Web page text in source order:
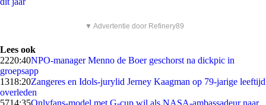
▼ Advertentie door Refinery89
Lees ook
2220:40NPO-manager Menno de Boer geschorst na dickpic in
groepsapp
1318:20Zangeres en Idols-jurylid Jerney Kaagman op 79-jarige leeftijd
overleden
5714:35Onlyfans-model met G-cup wil als NASA-ambassadeur naar